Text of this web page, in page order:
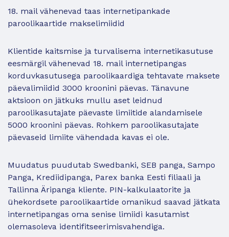
18. mail vähenevad taas internetipankade
paroolikaartide makselimiidid
Klientide kaitsmise ja turvalisema internetikasutuse
eesmärgil vähenevad 18. mail internetipangas
korduvkasutusega paroolikaardiga tehtavate maksete
päevalimiidid 3000 kroonini päevas. Tänavune
aktsioon on jätkuks mullu aset leidnud
paroolikasutajate päevaste limiitide alandamisele
5000 kroonini päevas. Rohkem paroolikasutajate
päevaseid limiite vähendada kavas ei ole.
Muudatus puudutab Swedbanki, SEB panga, Sampo
Panga, Krediidipanga, Parex banka Eesti filiaali ja
Tallinna Äripanga kliente. PIN-kalkulaatorite ja
ühekordsete paroolikaartide omanikud saavad jätkata
internetipangas oma senise limiidi kasutamist
olemasoleva identifitseerimisvahendiga.